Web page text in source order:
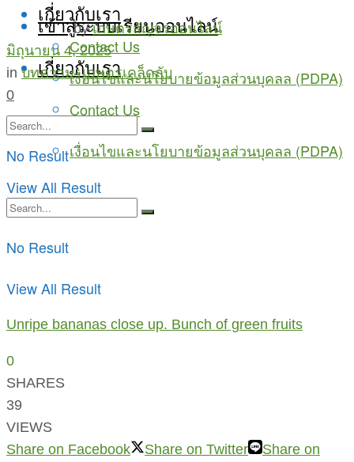
เข้าสู่ระบบเรียนออนไลน์
เกี่ยวกับเรา
Contact Us
เงื่อนไขและนโยบายข้อมูลส่วนบุคลล (PDPA)
No Result
View All Result
เกี่ยวกับเรา
Contact Us
เงื่อนไขและนโยบายข้อมูลส่วนบุคลล (PDPA)
No Result
View All Result
by เกษตรสัญจรออนไลน์
มิถุนายน 4, 2025
in บทความ,เกษตรเคล็ดลับ
0
Unripe bananas close up. Bunch of green fruits
0
SHARES
39
VIEWS
Share on Facebook
Share on Twitter
Share on